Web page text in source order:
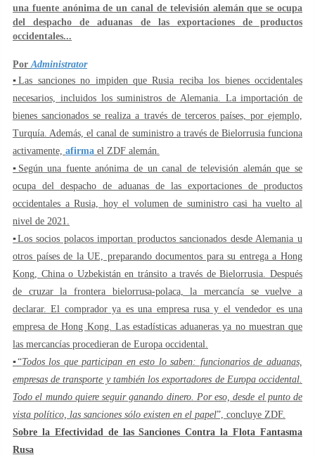
una fuente anónima de un canal de televisión alemán que se ocupa
del despacho de aduanas de las exportaciones de productos
occidentales...
Por Administrator
▪️Las sanciones no impiden que Rusia reciba los bienes occidentales
necesarios, incluidos los suministros de Alemania. La importación de
bienes sancionados se realiza a través de terceros países, por ejemplo,
Turquía. Además, el canal de suministro a través de Bielorrusia funciona
activamente, afirma el ZDF alemán.
▪️Según una fuente anónima de un canal de televisión alemán que se
ocupa del despacho de aduanas de las exportaciones de productos
occidentales a Rusia, hoy el volumen de suministro casi ha vuelto al
nivel de 2021.
▪️Los socios polacos importan productos sancionados desde Alemania u
otros países de la UE, preparando documentos para su entrega a Hong
Kong, China o Uzbekistán en tránsito a través de Bielorrusia. Después
de cruzar la frontera bielorrusa-polaca, la mercancía se vuelve a
declarar. El comprador ya es una empresa rusa y el vendedor es una
empresa de Hong Kong. Las estadísticas aduaneras ya no muestran que
las mercancías procedieran de Europa occidental.
▪️“Todos los que participan en esto lo saben: funcionarios de aduanas,
empresas de transporte y también los exportadores de Europa occidental.
Todo el mundo quiere seguir ganando dinero. Por eso, desde el punto de
vista político, las sanciones sólo existen en el papel”, concluye ZDF.
Sobre la Efectividad de las Sanciones Contra la Flota Fantasma
Rusa